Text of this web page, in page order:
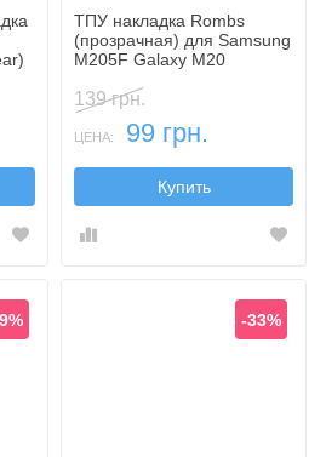
ТПУ накладка Rombs
(прозрачная) для Samsung
M205F Galaxy M20
139 грн.
ЦЕНА: 99 грн.
Купить
-33%